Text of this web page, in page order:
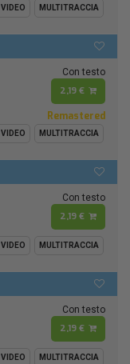
VIDEO MULTITRACCIA
Con testo
2,19 €
Remastered
VIDEO MULTITRACCIA
Con testo
2,19 €
VIDEO MULTITRACCIA
Con testo
2,19 €
VIDEO MULTITRACCIA